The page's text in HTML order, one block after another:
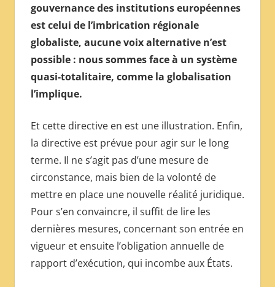
gouvernance des institutions européennes
est celui de l’imbrication régionale
globaliste, aucune voix alternative n’est
possible : nous sommes face à un système
quasi-totalitaire, comme la globalisation
l’implique.
Et cette directive en est une illustration. Enfin,
la directive est prévue pour agir sur le long
terme. Il ne s’agit pas d’une mesure de
circonstance, mais bien de la volonté de
mettre en place une nouvelle réalité juridique.
Pour s’en convaincre, il suffit de lire les
dernières mesures, concernant son entrée en
vigueur et ensuite l’obligation annuelle de
rapport d’exécution, qui incombe aux États.